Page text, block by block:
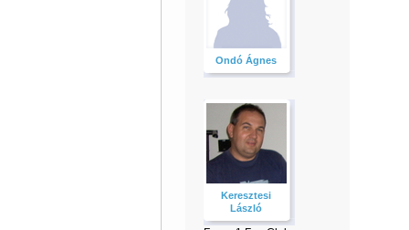
Ondó Ágnes
Keresztesi
László